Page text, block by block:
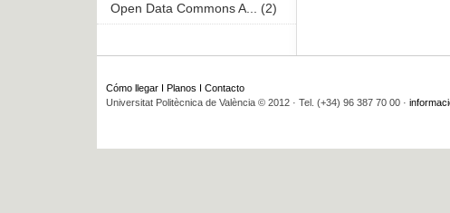
Open Data Commons A... (2)
Cómo llegar Planos
Contacto
Universitat Politècnica de València © 2012 · Tel. (+34) 96 387 70 00 ·